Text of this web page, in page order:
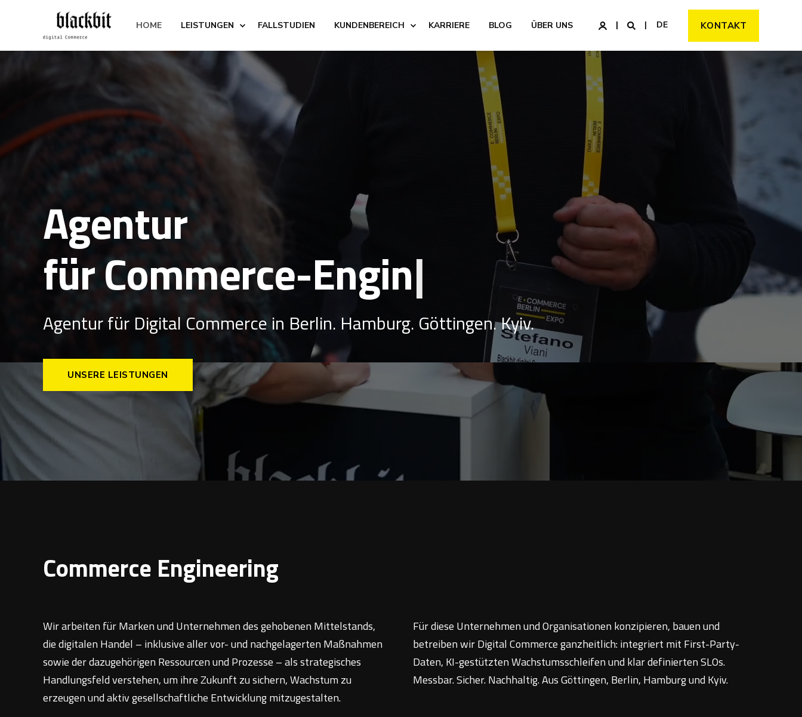
HOME LEISTUNGEN FALLSTUDIEN KUNDENBEREICH KARRIERE BLOG ÜBER UNS DE KONTAKT
Agentur
für|
Agentur für Digital Commerce in Berlin. Hamburg. Göttingen. Kyiv.
UNSERE LEISTUNGEN
Commerce Engineering
Wir arbeiten für Marken und Unternehmen des gehobenen Mittelstands,
die digitalen Handel – inklusive aller vor- und nachgelagerten Maßnahmen
sowie der dazugehörigen Ressourcen und Prozesse – als strategisches
Handlungsfeld verstehen, um ihre Zukunft zu sichern, Wachstum zu
erzeugen und aktiv gesellschaftliche Entwicklung mitzugestalten.
Für diese Unternehmen und Organisationen konzipieren, bauen und
betreiben wir Digital Commerce ganzheitlich: integriert mit First-Party-
Daten, KI-gestützten Wachstumsschleifen und klar definierten SLOs.
Messbar. Sicher. Nachhaltig. Aus Göttingen, Berlin, Hamburg und Kyiv.